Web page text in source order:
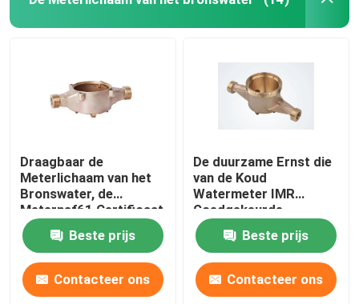
Draagbaar de
Meterlichaam van het
Bronswater, de
Meternsf61 Certificaat
van de Koud
WaterstroomBeste prijs
Contacteer ons
De duurzame Ernst die
van de Koud
Watermeter IMR
Goedgekeurde
ISO9001 gieten
Beste prijs
Contacteer ons